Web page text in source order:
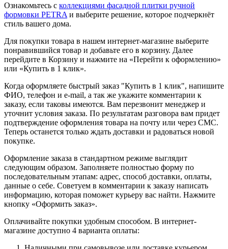
Ознакомьтесь с коллекциями фасадной плитки ручной
формовки PETRA и выберите решение, которое подчеркнёт
стиль вашего дома.
Для покупки товара в нашем интернет-магазине выберите
понравившийся товар и добавьте его в корзину. Далее
перейдите в Корзину и нажмите на «Перейти к оформлению»
или «Купить в 1 клик».
Когда оформляете быстрый заказ "Купить в 1 клик", напишите
ФИО, телефон и e-mail, а так же укажите комментарии к
заказу, если таковы имеются. Вам перезвонит менеджер и
уточнит условия заказа. По результатам разговора вам придет
подтверждение оформления товара на почту или через СМС.
Теперь останется только ждать доставки и радоваться новой
покупке.
Оформление заказа в стандартном режиме выглядит
следующим образом. Заполняете полностью форму по
последовательным этапам: адрес, способ доставки, оплаты,
данные о себе. Советуем в комментарии к заказу написать
информацию, которая поможет курьеру вас найти. Нажмите
кнопку «Оформить заказ».
Оплачивайте покупки удобным способом. В интернет-
магазине доступно 4 варианта оплаты: